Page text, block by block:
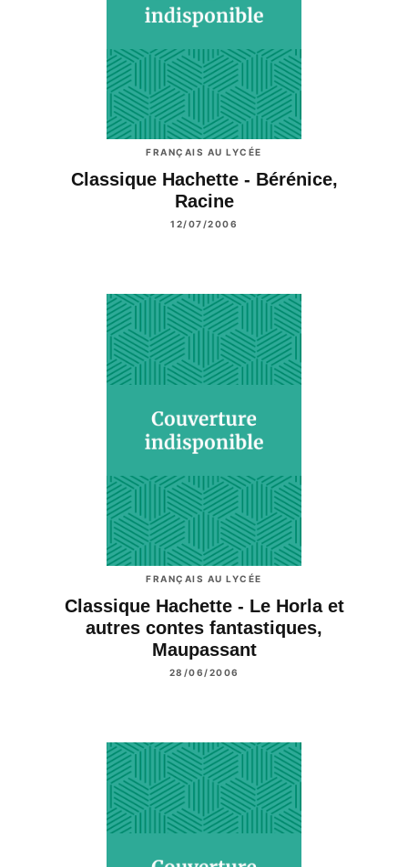
FRANÇAIS AU LYCÉE
Classique Hachette - Bérénice,
Racine
12/07/2006
FRANÇAIS AU LYCÉE
Classique Hachette - Le Horla et
autres contes fantastiques,
Maupassant
28/06/2006